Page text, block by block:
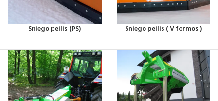
Sniego peilis (PS) Sniego peilis ( V formos )